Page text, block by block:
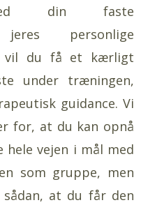
med din faste
personlige
vil du få et kærligt
under træningen,
guidance. Vi
for, at du kan opnå
vejen i mål med
som gruppe, men
at du får den